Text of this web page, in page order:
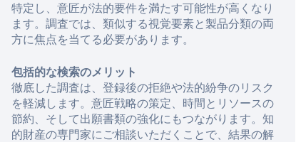
特定し、意匠が法的要件を満たす可能性が高くなり
ます。調査では、類似する視覚要素と製品分類の両
方に焦点を当てる必要があります。
包括的な検索のメリット
徹底した調査は、登録後の拒絶や法的紛争のリスク
を軽減します。意匠戦略の策定、時間とリソースの
節約、そして出願書類の強化にもつながります。知
的財産の専門家にご相談いただくことで、結果の解